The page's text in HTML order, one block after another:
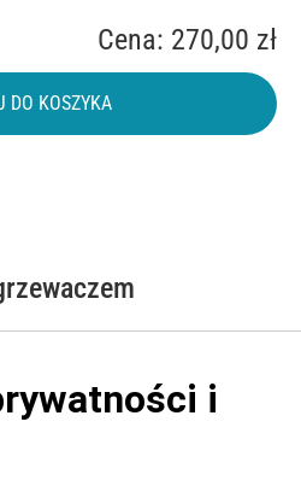
Cena: 270,00 zł
DO KOSZYKA